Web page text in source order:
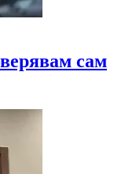
сам